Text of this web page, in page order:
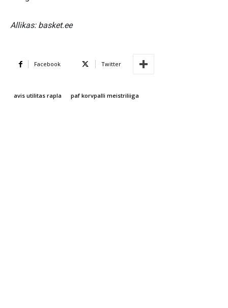
Allikas: basket.ee
Facebook Twitter
avis utilitas rapla paf korvpalli meistriliiga